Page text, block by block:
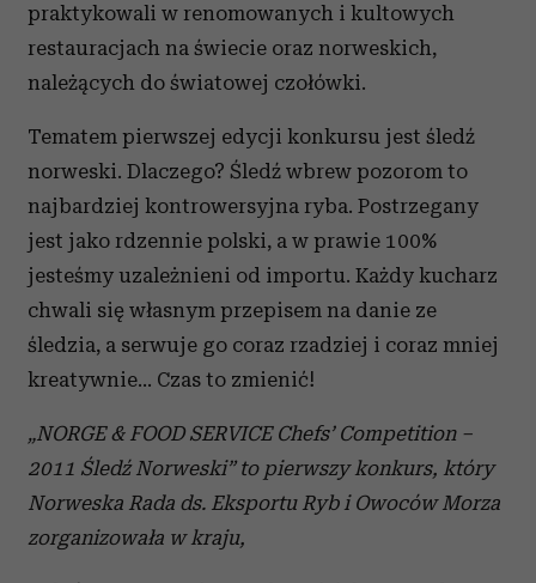
praktykowali w renomowanych i kultowych
restauracjach na świecie oraz norweskich,
należących do światowej czołówki.
Tematem pierwszej edycji konkursu jest śledź
norweski. Dlaczego? Śledź wbrew pozorom to
najbardziej kontrowersyjna ryba. Postrzegany
jest jako rdzennie polski, a w prawie 100%
jesteśmy uzależnieni od importu. Każdy kucharz
chwali się własnym przepisem na danie ze
śledzia, a serwuje go coraz rzadziej i coraz mniej
kreatywnie… Czas to zmienić!
„NORGE & FOOD SERVICE Chefs’ Competition –
2011 Śledź Norweski” to pierwszy konkurs, który
Norweska Rada ds. Eksportu Ryb i Owoców Morza
zorganizowała w kraju,